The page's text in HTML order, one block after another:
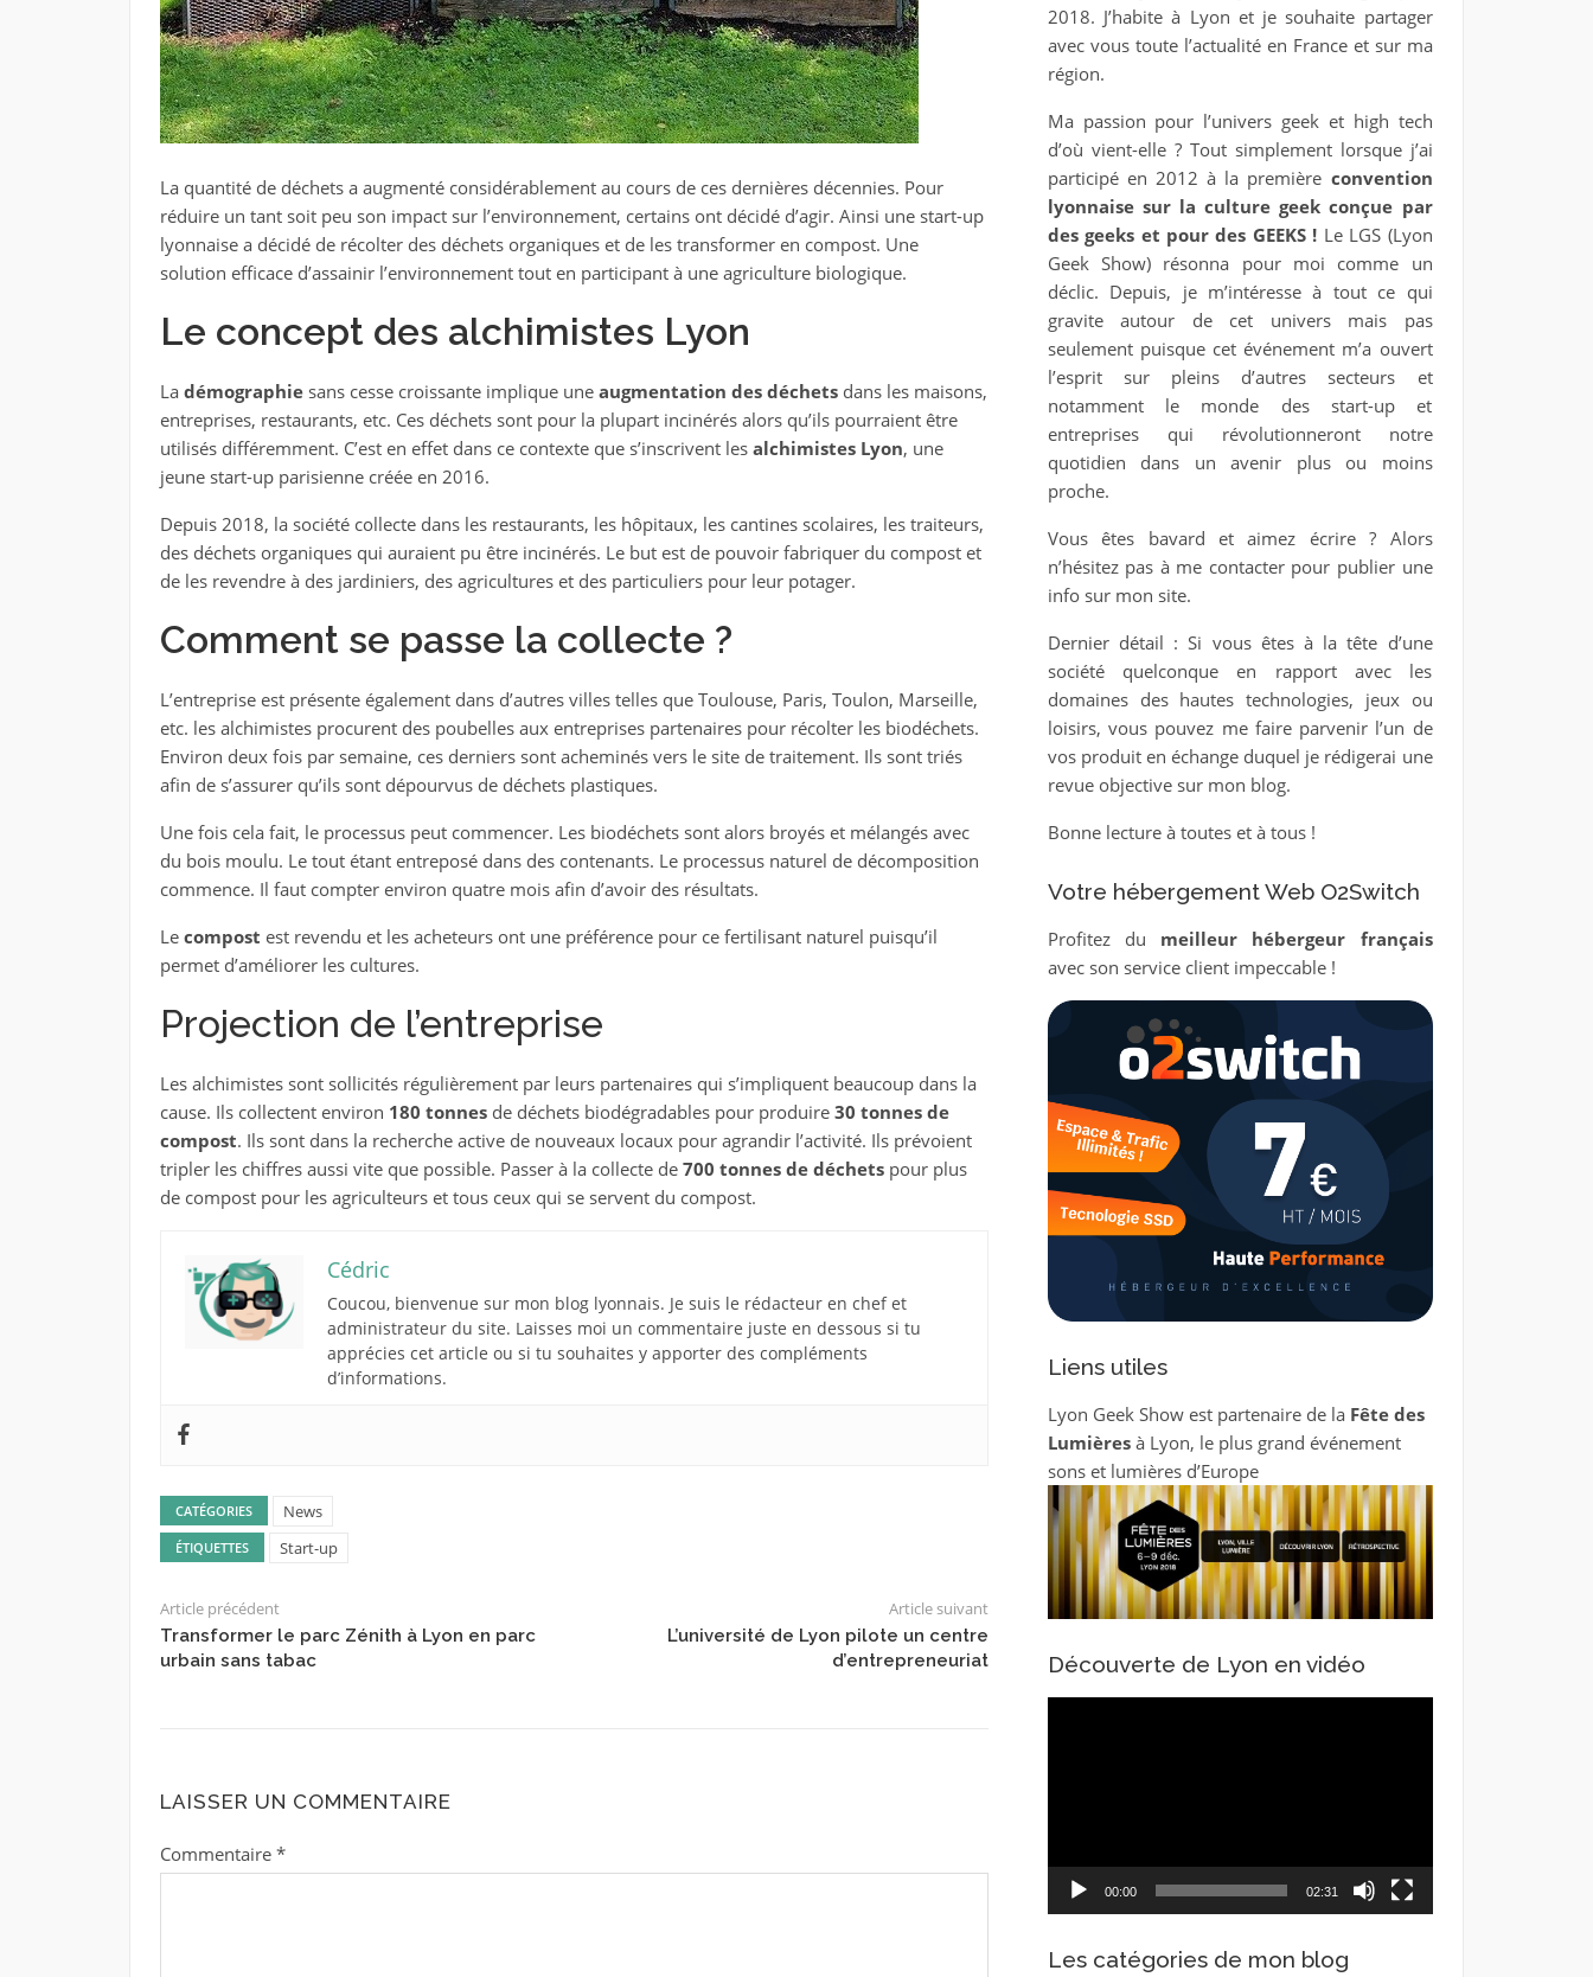
La quantité de déchets a augmenté considérablement au cours de ces dernières décennies. Pour
réduire un tant soit peu son impact sur l’environnement, certains ont décidé d’agir. Ainsi une start-up
lyonnaise a décidé de récolter des déchets organiques et de les transformer en compost. Une
solution efficace d’assainir l’environnement tout en participant à une agriculture biologique.
Le concept des alchimistes Lyon
La démographiesans cesse croissante implique une augmentation des déchetsdans les maisons,
entreprises, restaurants, etc. Ces déchets sont pour la plupart incinérés alors qu’ils pourraient être
utilisés différemment. C’est en effet dans ce contexte que s’inscrivent les alchimistes Lyon, une
jeune start-up parisienne créée en 2016.
Depuis 2018, la société collecte dans les restaurants, les hôpitaux, les cantines scolaires, les traiteurs,
des déchets organiques qui auraient pu être incinérés. Le but est de pouvoir fabriquer du compost et
de les revendre à des jardiniers, des agricultures et des particuliers pour leur potager.
Comment se passe la collecte ?
L’entreprise est présente également dans d’autres villes telles que Toulouse, Paris, Toulon, Marseille,
etc. les alchimistes procurent des poubelles aux entreprises partenaires pour récolter les biodéchets.
Environ deux fois par semaine, ces derniers sont acheminés vers le site de traitement. Ils sont triés
afin de s’assurer qu’ils sont dépourvus de déchets plastiques.
Une fois cela fait, le processus peut commencer. Les biodéchets sont alors broyés et mélangés avec
du bois moulu. Le tout étant entreposé dans des contenants. Le processus naturel de décomposition
commence. Il faut compter environ quatre mois afin d’avoir des résultats.
Le compost est revendu et les acheteurs ont une préférence pour ce fertilisant naturel puisqu’il
permet d’améliorer les cultures.
Projection de l’entreprise
Les alchimistes sont sollicités régulièrement par leurs partenaires qui s’impliquent beaucoup dans la
cause. Ils collectent environ 180 tonnesde déchets biodégradables pour produire 30 tonnes de
compost. Ils sont dans la recherche active de nouveaux locaux pour agrandir l’activité. Ils prévoient
tripler les chiffres aussi vite que possible. Passer à la collecte de 700 tonnes de déchetspour plus
de compost pour les agriculteurs et tous ceux qui se servent du compost.
Cédric
Coucou, bienvenue sur mon blog lyonnais. Je suis le rédacteur en chef et
administrateur du site. Laisses moi un commentaire juste en dessous si tu
apprécies cet article ou si tu souhaites y apporter des compléments
d’informations.
CATÉGORIES News
ÉTIQUETTES Start-up
Article précédent
Transformer le parc Zénith à Lyon en parc
urbain sans tabac
Article suivant
L’université de Lyon pilote un centre
d’entrepreneuriat
LAISSER UN COMMENTAIRE
Commentaire *
2018. J’habite à Lyon et je souhaite partager
avec vous toute l’actualité en France et sur ma
région.
Ma passion pour l’univers geek et high tech
d’où vient-elle ? Tout simplement lorsque j’ai
participé en 2012 à la première convention
lyonnaise sur la culture geek conçue par
des geeks et pour des GEEKS ! Le LGS (Lyon
Geek Show) résonna pour moi comme un
déclic. Depuis, je m’intéresse à tout ce qui
gravite autour de cet univers mais pas
seulement puisque cet événement m’a ouvert
l’esprit sur pleins d’autres secteurs et
notamment le monde des start-up et
entreprises qui révolutionneront notre
quotidien dans un avenir plus ou moins
proche.
Vous êtes bavard et aimez écrire ? Alors
n’hésitez pas à me contacter pour publier une
info sur mon site.
Dernier détail : Si vous êtes à la tête d’une
société quelconque en rapport avec les
domaines des hautes technologies, jeux ou
loisirs, vous pouvez me faire parvenir l’un de
vos produit en échange duquel je rédigerai une
revue objective sur mon blog.
Bonne lecture à toutes et à tous !
Votre hébergement Web O2Switch
Profitez du meilleur hébergeur français
avec son service client impeccable !
Liens utiles
Lyon Geek Show est partenaire de la Fête des
Lumièresà Lyon, le plus grand événement
sons et lumières d’Europe
Découverte de Lyon en vidéo
00:00 02:31
Les catégories de mon blog